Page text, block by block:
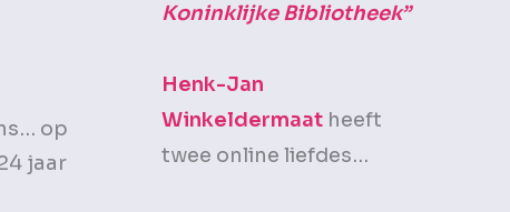
op
jaar
Koninklijke Bibliotheek”
Henk-Jan
Winkeldermaat heeft
twee online liefdes…